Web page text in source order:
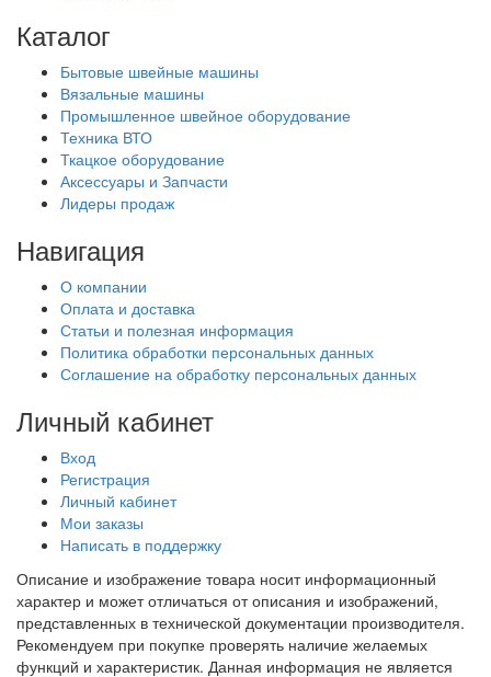
Каталог
Бытовые швейные машины
Вязальные машины
Промышленное швейное оборудование
Техника ВТО
Ткацкое оборудование
Аксессуары и Запчасти
Лидеры продаж
Навигация
О компании
Оплата и доставка
Статьи и полезная информация
Политика обработки персональных данных
Соглашение на обработку персональных данных
Личный кабинет
Вход
Регистрация
Личный кабинет
Мои заказы
Написать в поддержку
Описание и изображение товара носит информационный
характер и может отличаться от описания и изображений,
представленных в технической документации производителя.
Рекомендуем при покупке проверять наличие желаемых
функций и характеристик. Данная информация не является